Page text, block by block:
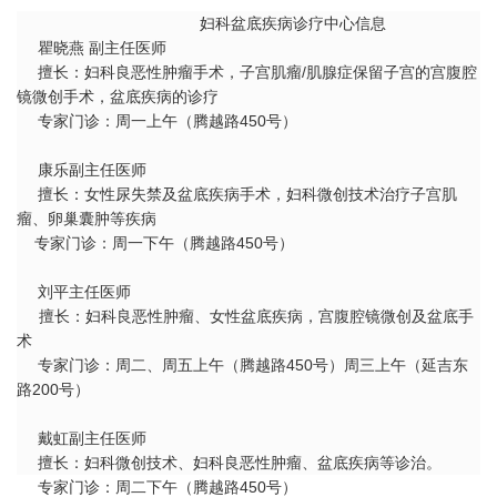
妇科盆底疾病诊疗中心信息
瞿晓燕 副主任医师
擅长 ： 妇科良恶性肿瘤手术，子宫肌瘤/肌腺症保留子宫的宫腹腔
镜微创手术，盆底疾病的诊疗
专家门诊：周一上午（腾越路450号）
康乐副主任医师
擅长：女性尿失禁及盆底疾病手术，妇科微创技术治疗子宫肌
瘤、卵巢囊肿等疾病
专家门诊：周一下午（腾越路450号）
刘平主任医师
擅长 ： 妇科良恶性肿瘤、女性盆底疾病，宫腹腔镜微创及盆底手
术
专家门诊：周二、周五上午（腾越路450号）周三上午（延吉东
路200号）
戴虹副主任医师
擅长：妇科微创技术、妇科良恶性肿瘤、盆底疾病等诊治。
专家门诊：周二下午（腾越路450号）